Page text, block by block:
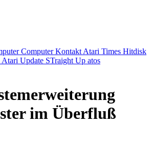
Computer Kontakt Atari Times Hitdisk
Atari Update STraight Up atos
im Überfluß